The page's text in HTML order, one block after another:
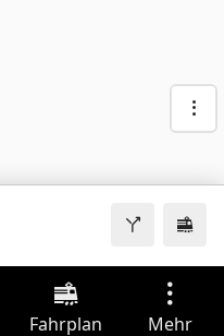
Fahrplan Mehr